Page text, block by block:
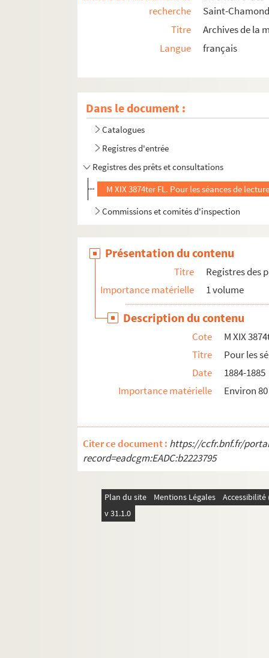
recherche
Saint-
Titre
Archives de la
Langue
français
Dans le document :
Catalogues
Registres d'entrée
Registres des prêts et consultations
M XIX 3874ter FL. Pour les séances de
Commissions et comités d'inspection
Présentation du contenu
Titre
Registres des
Importance matérielle
1 volume
Description du contenu
Cote
M XIX
Titre
Pour les
Date
1884-1885
Importance matérielle
Environ
Citer ce document : https://ccfr.bnf.fr/
record=eadcgm:EADC:b2223795
Plan du site Mentions Légales
v 31.1.0